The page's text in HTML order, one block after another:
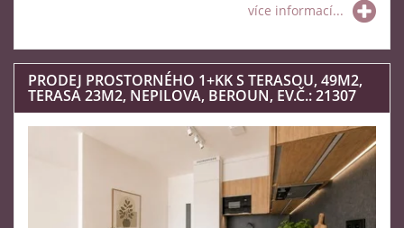
více informací...
PRODEJ PROSTORNÉHO 1+KK S TERASOU, 49M2,
TERASA 23M2, NEPILOVA, BEROUN, EV.Č.: 21307